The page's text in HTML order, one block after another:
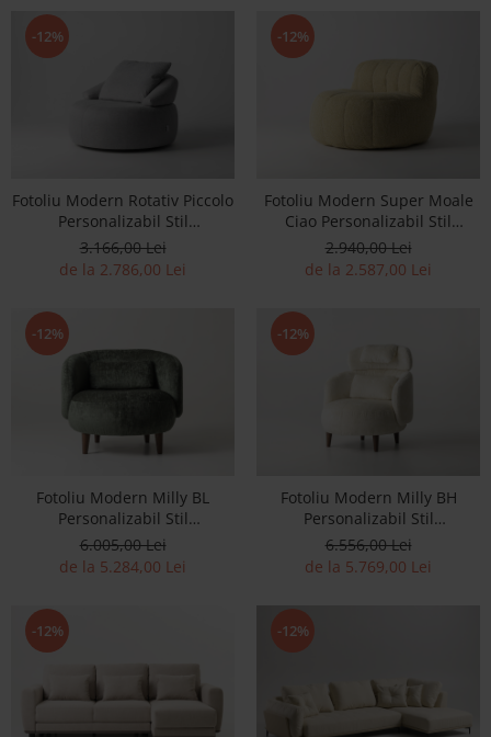
-12%
Fotoliu Modern Rotativ Piccolo
Personalizabil Stil
Contemporan Cadru Lemn
Masiv Tapiterie Stofa sau
3.166,00 Lei
de la 2.786,00 Lei
-12%
Fotoliu Modern Super Moale
Ciao Personalizabil Stil
Contemporan Tapiterie Stofa
2.940,00 Lei
de la 2.587,00 Lei
-12%
Fotoliu Modern Milly BL
Personalizabil Stil
Contemporan Cadru Lemn
Masiv Tapiterie Stofa sau
6.005,00 Lei
de la 5.284,00 Lei
-12%
Fotoliu Modern Milly BH
Personalizabil Stil
Contemporan Cadru Lemn
Masiv Tapiterie Stofa sau
6.556,00 Lei
de la 5.769,00 Lei
-12% -12%